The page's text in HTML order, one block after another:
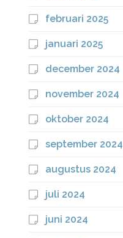
februari 2025
januari 2025
december 2024
november 2024
oktober 2024
september 2024
augustus 2024
juli 2024
juni 2024